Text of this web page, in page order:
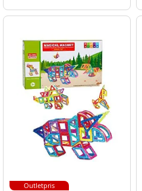
Outletpris